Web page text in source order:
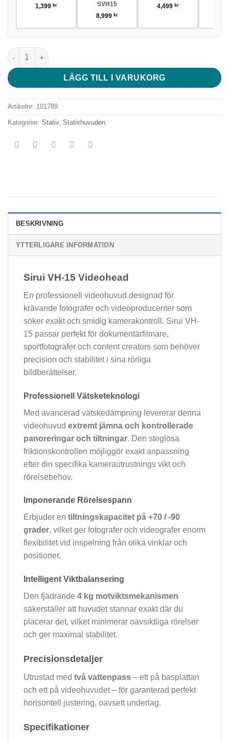
1,399 kr
SVH15
8,999 kr
4,499 kr
Sirui VH-15 Videohead mängd
LÄGG TILL I VARUKORG
Artikelnr: 101789
Kategorier: Stativ, Stativhuvuden
BESKRIVNING
YTTERLIGARE INFORMATION
Sirui VH-15 Videohead
En professionell videohuvud designad för
krävande fotografer och videoproducenter som
söker exakt och smidig kamerakontroll. Sirui VH-
15 passar perfekt för dokumentärfilmare,
sportfotografer och content creators som behöver
precision och stabilitet i sina rörliga
bildberättelser.
Professionell Vätsketeknologi
Med avancerad vätskedämpning levererar denna
videohuvud extremt jämna och kontrollerade
panoreringar och tiltningar. Den steglösa
friktionskontrollen möjliggör exakt anpassning
efter din specifika kamerautrustnings vikt och
rörelsebehov.
Imponerande Rörelsespann
Erbjuder en tiltningskapacitet på +70 / -90
grader, vilket ger fotografer och videografer enorm
flexibilitet vid inspelning från olika vinklar och
positioner.
Intelligent Viktbalansering
Den fjädrande 4 kg motviktsmekanismen
säkerställer att huvudet stannar exakt där du
placerar det, vilket minimerar oavsiktliga rörelser
och ger maximal stabilitet.
Precisionsdetaljer
Utrustad med två vattenpass – ett på basplattan
och ett på videohuvudet – för garanterad perfekt
horisontell justering, oavsett underlag.
Specifikationer